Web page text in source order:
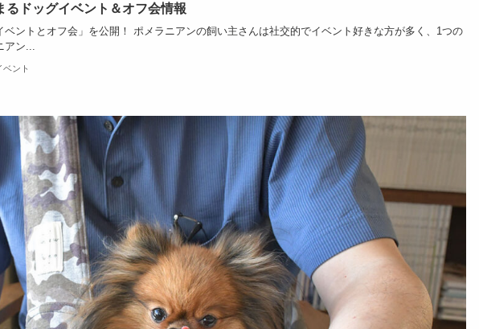
ドッグイベント＆オフ会情報
ントとオフ会」を公開！ ポメラニアンの飼い主さんは社交的でイベント好きな方が多く、1つの
アン...
ベント